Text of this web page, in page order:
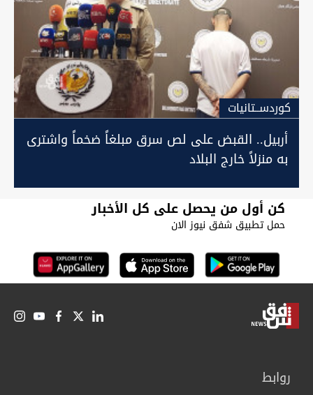
كوردســتانيات
أربيل.. القبض على لص سرق مبلغاً ضخماً واشترى
به منزلاً خارج البلاد
كن أول من يحصل على كل الأخبار
حمل تطبيق شفق نيوز الان
روابط